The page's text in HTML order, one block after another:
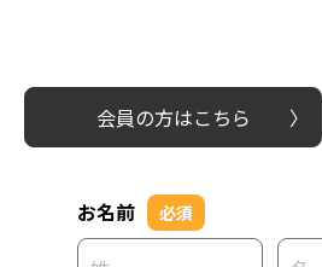
会員の方はこちら
お名前 必須